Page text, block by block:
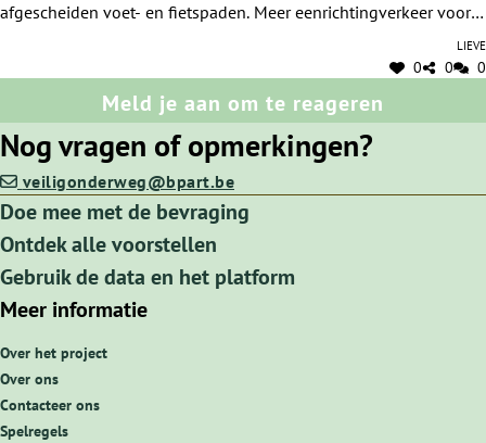
afgescheiden voet- en fietspaden. Meer eenrichtingverkeer voor
Lieve
0 0 0
Meld je aan om te reageren
Nog vragen of opmerkingen?
veiligonderweg@bpart.be
Doe mee met de bevraging
Ontdek alle voorstellen
Gebruik de data en het platform
Meer informatie
Over het project
Over ons
Contacteer ons
Spelregels